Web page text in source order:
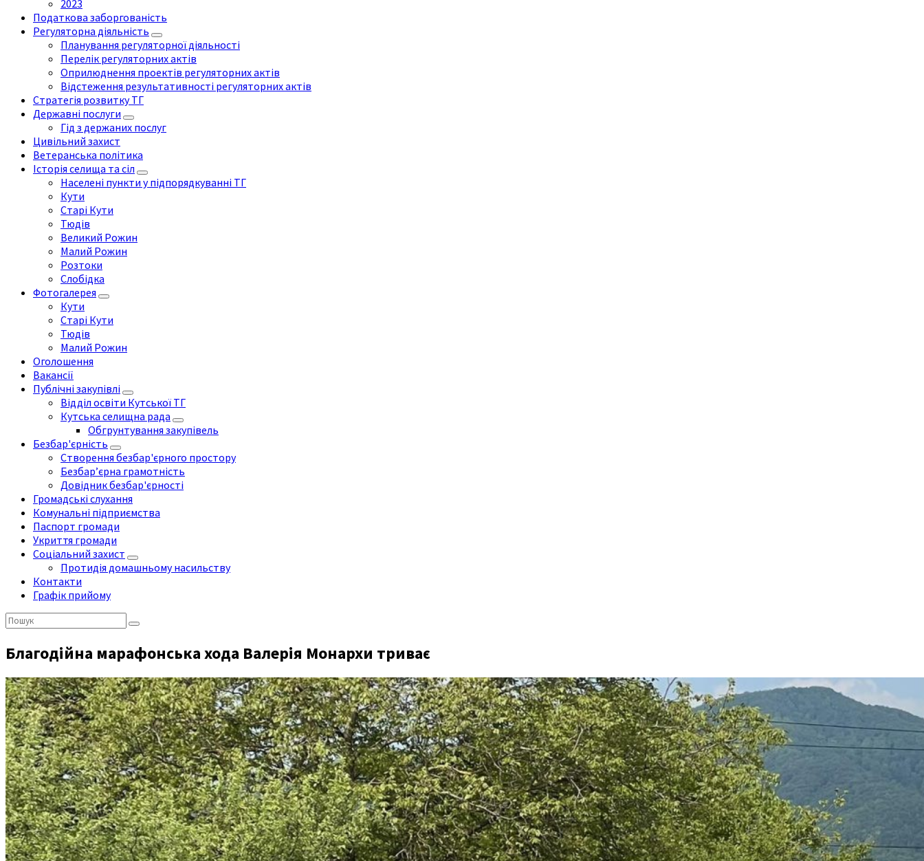
2023
Податкова заборгованість
Регуляторна діяльність
Планування регуляторної діяльності
Перелік регуляторних актів
Оприлюднення проектів регуляторних актів
Відстеження результативності регуляторних актів
Стратегія розвитку ТГ
Державні послуги
Гід з держаних послуг
Цивільний захист
Ветеранська політика
Історія селища та сіл
Населені пункти у підпорядкуванні ТГ
Кути
Старі Кути
Тюдів
Великий Рожин
Малий Рожин
Розтоки
Слобідка
Фотогалерея
Кути
Старі Кути
Тюдів
Малий Рожин
Оголошення
Вакансії
Публічні закупівлі
Відділ освіти Кутської ТГ
Кутська селищна рада
Обгрунтування закупівель
Безбар'єрність
Створення безбар'єрного простору
Безбар’єрна грамотність
Довідник безбар'єрності
Громадські слухання
Комунальні підприємства
Паспорт громади
Укриття громади
Соціальний захист
Протидія домашньому насильству
Контакти
Графік прийому
Пошук:
Благодійна марафонська хода Валерія Монархи триває